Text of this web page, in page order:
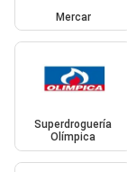
Mercar
Superdroguería
Olímpica